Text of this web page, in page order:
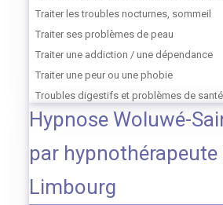
Traiter les troubles nocturnes, sommeil
Traiter ses problèmes de peau
Traiter une addiction / une dépendance
Traiter une peur ou une phobie
Troubles digestifs et problèmes de santé
Hypnose Woluwé-
par hypnothérapeute
Limbourg